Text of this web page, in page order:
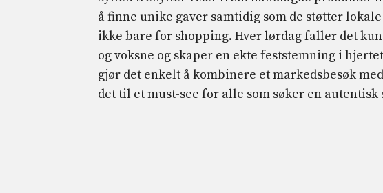
å finne unike gaver samtidig som de støtter
ikke bare for shopping. Hver lørdag faller det
og voksne og skaper en ekte feststemning i
gjør det enkelt å kombinere et markedsbesøk
det til et must-see for alle som søker en autentisk